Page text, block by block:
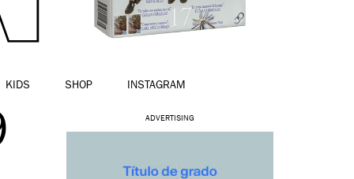
KIDS SHOP INSTAGRAM
ADVERTISING